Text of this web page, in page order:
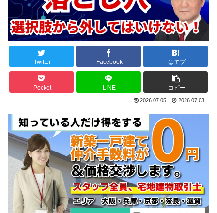
Twitter Facebook はてブ
Pocket LINE コピー
2026.07.05 2026.07.03